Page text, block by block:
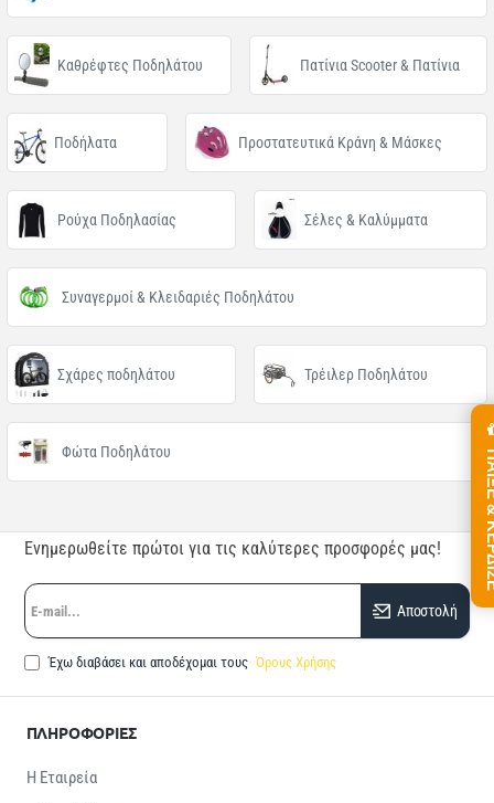
Καθρέφτες Ποδηλάτου Πατίνια Scooter & Πατίνια
Ποδήλατα Προστατευτικά Κράνη & Μάσκες
Ρούχα Ποδηλασίας Σέλες & Καλύμματα
Συναγερμοί & Κλειδαριές Ποδηλάτου
Σχάρες ποδηλάτου Τρέιλερ Ποδηλάτου
Φώτα Ποδηλάτου
Ενημερωθείτε πρώτοι για τις καλύτερες προσφορές μας!
E-
mail...
Αποστολή
Έχω διαβάσει και αποδέχομαι τους Όρους Χρήσης
ΠΛΗΡΟΦΟΡΙΕΣ
Η Εταιρεία